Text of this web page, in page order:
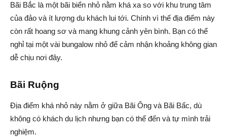
Bãi Bắc là một bãi biển nhỏ nằm khá xa so với khu trung tâm
của đảo và ít lượng du khách lui tới. Chính vì thế địa điểm này
còn rất hoang sơ và mang khung cảnh yên bình. Bạn có thể
nghỉ tại một vài bungalow nhỏ để cảm nhận khoảng không gian
dễ chịu nơi đây.
Bãi Ruộng
Địa điểm khá nhỏ này nằm ở giữa Bãi Ông và Bãi Bấc, dù
không có khách du lịch nhưng bạn có thể đến và tự mình trải
nghiệm.